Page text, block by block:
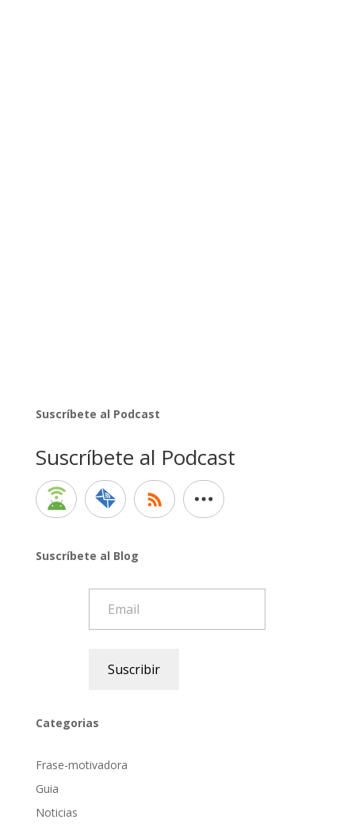
Suscríbete al Podcast
Suscríbete al Podcast
Suscríbete al Blog
Suscribir
Categorias
Frase-motivadora
Guia
Noticias